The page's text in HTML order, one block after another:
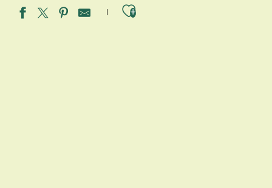
Ajouter aux